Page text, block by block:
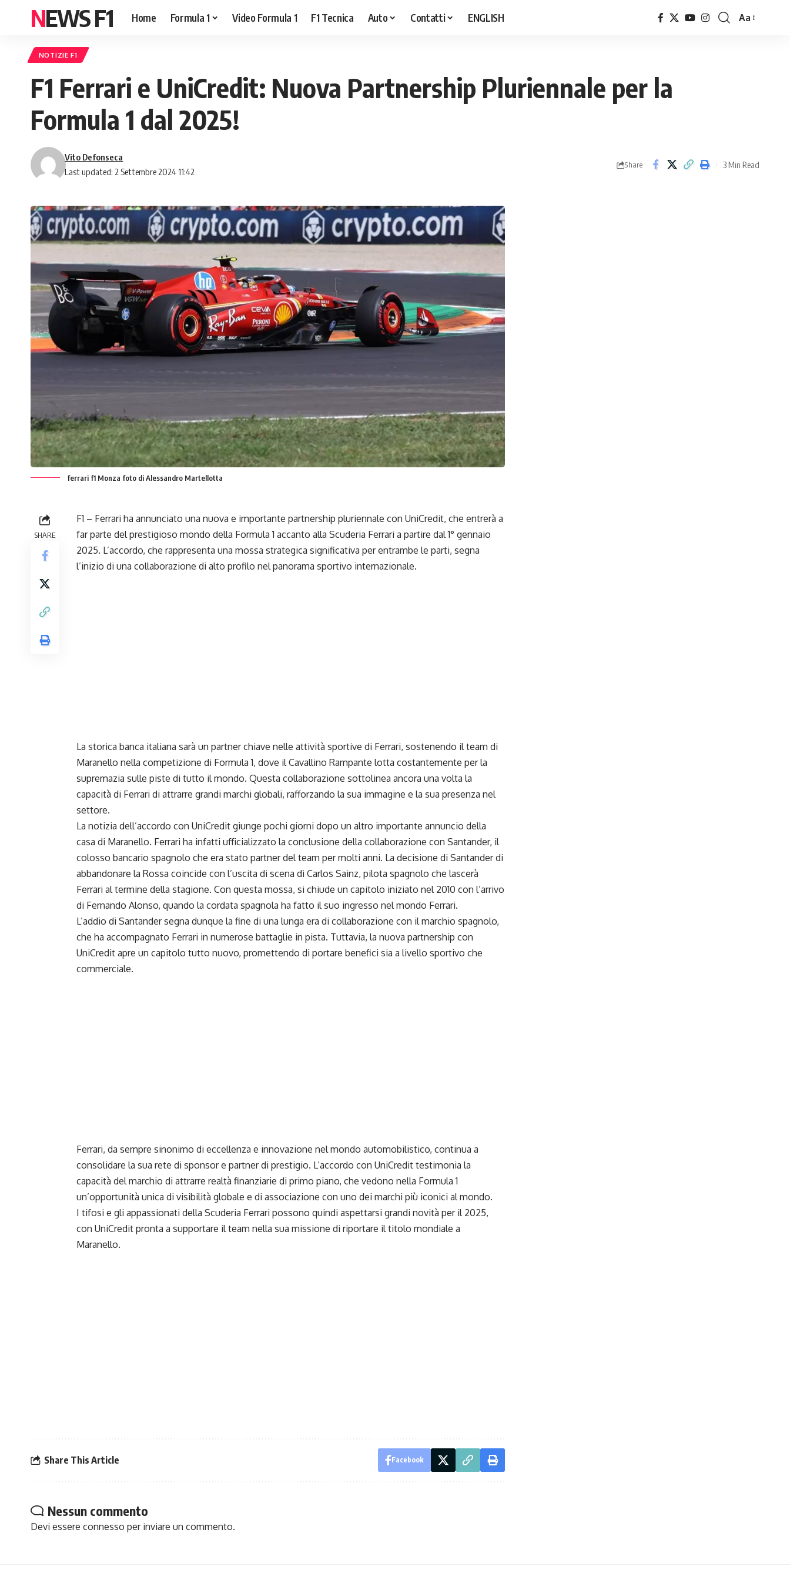
NEWS F1 Home Formula 1 Video Formula 1 F1 Tecnica Auto Contatti ENGLISH
Font
Aa
NOTIZIE F1
F1 Ferrari e UniCredit: Nuova Partnership Pluriennale per la
Formula 1 dal 2025!
Last updated: 2 Settembre 2024 11:42
Vito Defonseca
Share 3 Min Read
ferrari f1 Monza foto di Alessandro Martellotta
SHARE
F1 – Ferrari ha annunciato una nuova e importante partnership pluriennale con UniCredit, che entrerà a
far parte del prestigioso mondo della Formula 1 accanto alla Scuderia Ferrari a partire dal 1° gennaio
2025. L’accordo, che rappresenta una mossa strategica significativa per entrambe le parti, segna
l’inizio di una collaborazione di alto profilo nel panorama sportivo internazionale.
La storica banca italiana sarà un partner chiave nelle attività sportive di Ferrari, sostenendo il team di
Maranello nella competizione di Formula 1, dove il Cavallino Rampante lotta costantemente per la
supremazia sulle piste di tutto il mondo. Questa collaborazione sottolinea ancora una volta la
capacità di Ferrari di attrarre grandi marchi globali, rafforzando la sua immagine e la sua presenza nel
settore.
La notizia dell’accordo con UniCredit giunge pochi giorni dopo un altro importante annuncio della
casa di Maranello. Ferrari ha infatti ufficializzato la conclusione della collaborazione con Santander, il
colosso bancario spagnolo che era stato partner del team per molti anni. La decisione di Santanderdi
abbandonare la Rossa coincide con l’uscita di scena di Carlos Sainz, pilota spagnolo che lascerà
Ferrari al termine della stagione. Con questa mossa, si chiude un capitolo iniziato nel 2010 con l’arrivo
di Fernando Alonso, quando la cordata spagnola ha fatto il suo ingresso nel mondo Ferrari.
L’addio di Santander segna dunque la fine di una lunga era di collaborazione con il marchio spagnolo,
che ha accompagnato Ferrari in numerose battaglie in pista. Tuttavia, la nuova partnership con
UniCredit apre un capitolo tutto nuovo, promettendo di portare benefici sia a livello sportivo che
commerciale.
Ferrari, da sempre sinonimo di eccellenza e innovazione nel mondo automobilistico, continua a
consolidare la sua rete di sponsor e partner di prestigio. L’accordo con UniCredit testimonia la
capacità del marchio di attrarre realtà finanziarie di primo piano, che vedono nella Formula 1
un’opportunità unica di visibilità globale e di associazione con uno dei marchi più iconici al mondo.
I tifosi e gli appassionati della Scuderia Ferrari possono quindi aspettarsi grandi novità per il 2025,
con UniCredit pronta a supportare il team nella sua missione di riportare il titolo mondiale a
Maranello.
Share This Article Facebook
Nessun commento
Devi essere connesso per inviare un commento.